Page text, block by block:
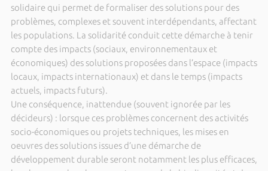
solidaire qui permet de formaliser des solutions pour des
problèmes, complexes et souvent interdépendants, affectant
les populations. La solidarité conduit cette démarche à tenir
compte des impacts (sociaux, environnementaux et
économiques) des solutions proposées dans l’espace (impacts
locaux, impacts internationaux) et dans le temps (impacts
actuels, impacts futurs).
Une conséquence, inattendue (souvent ignorée par les
décideurs) : lorsque ces problèmes concernent des activités
socio-économiques ou projets techniques, les mises en
oeuvres des solutions issues d’une démarche de
développement durable seront notamment les plus efficaces,